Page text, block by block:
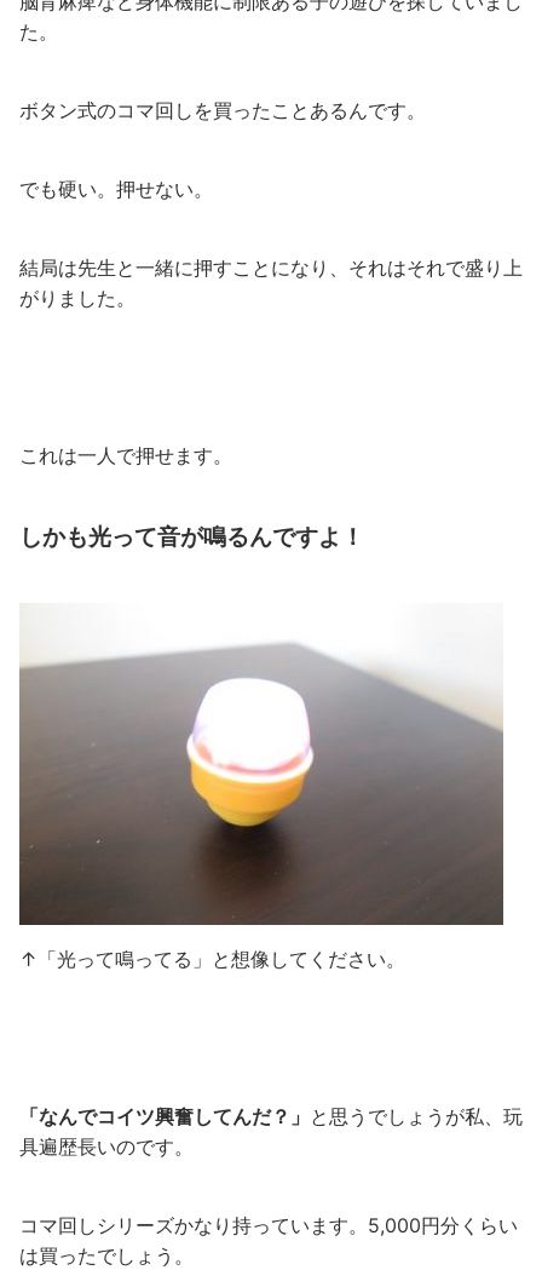
た。
ボタン式のコマ回しを買ったことあるんです。
でも硬い。押せない。
結局は先生と一緒に押すことになり、それはそれで盛り上
がりました。
これは一人で押せます。
しかも光って音が鳴るんですよ！
↑「光って鳴ってる」と想像してください。
「なんでコイツ興奮してんだ？」 と思うでしょうが私、玩
具遍歴長いのです。
コマ回しシリーズかなり持っています。5,000円分くらい
は買ったでしょう。